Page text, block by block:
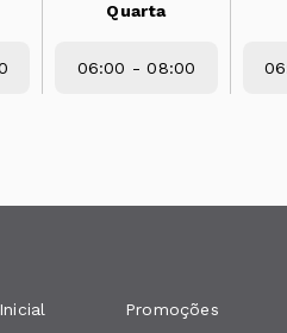
Quarta
06:00 - 08:00
Promoções